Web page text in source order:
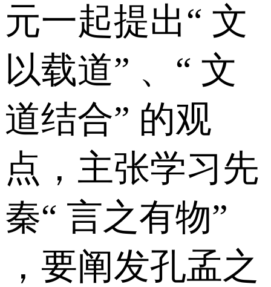
元一起提出“ 文
以载道” 、“ 文
道结合” 的观
点，主张学习先
秦“ 言之有物”
，要阐发孔孟之